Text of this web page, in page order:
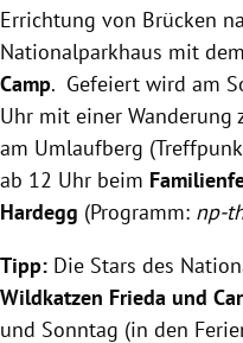
Errichtung von Brücken
Nationalparkhaus mit
Camp. Gefeiert wird am
Uhr mit einer Wanderung
am Umlaufberg
ab 12 Uhr beim
Hardegg (Programm: np-
Tipp: Die Stars des
Wildkatzen Frieda und
und Sonntag (in den